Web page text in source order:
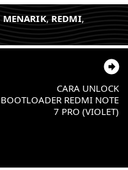
MENARIK, REDMI,
CARA UNLOCK
BOOTLOADER REDMI NOTE
7 PRO (VIOLET)